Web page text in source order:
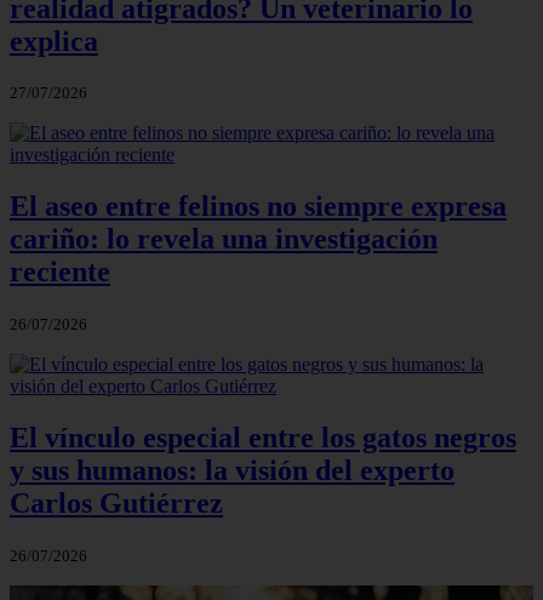
realidad atigrados? Un veterinario lo
explica
27/07/2026
El aseo entre felinos no siempre expresa
cariño: lo revela una investigación
reciente
26/07/2026
El vínculo especial entre los gatos negros
y sus humanos: la visión del experto
Carlos Gutiérrez
26/07/2026